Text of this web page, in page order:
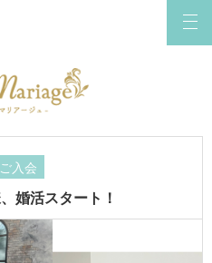
入会
婚活スタート！